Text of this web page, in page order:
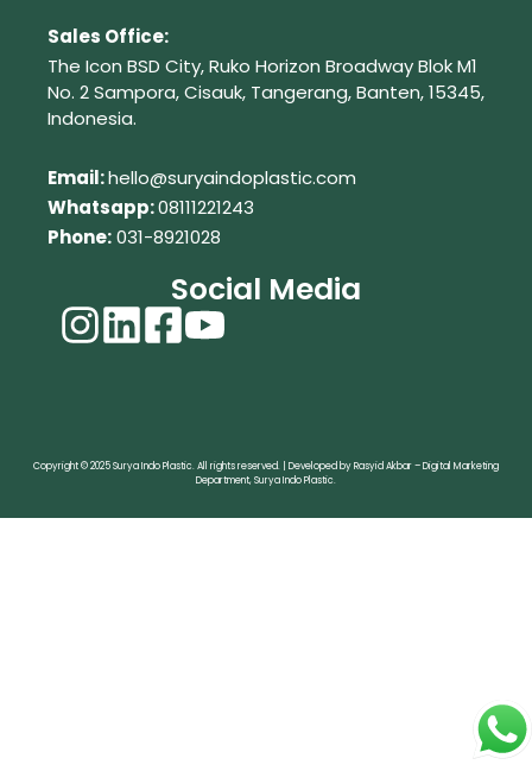
Sales Office:
The Icon BSD City, Ruko Horizon Broadway Blok M1
No. 2Sampora, Cisauk, Tangerang,Banten, 15345,
Indonesia.
Email:hello@suryaindoplastic.com
Whatsapp:08111221243
Phone:031-8921028
Social Media
Copyright © 2025 Surya Indo Plastic. All rights reserved. | Developed by Rasyid Akbar – Digital Marketing
Department, Surya Indo Plastic.